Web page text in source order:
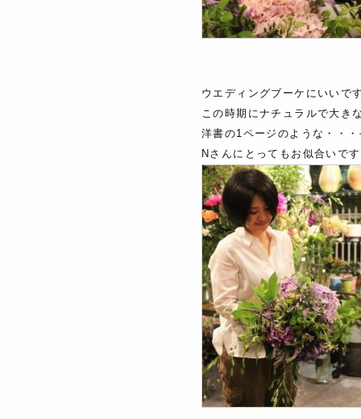
ウエディングブーケにいいで
この時期にナチュラルで大き
洋書の1ページのような・・
Nさんにとってもお似合いで